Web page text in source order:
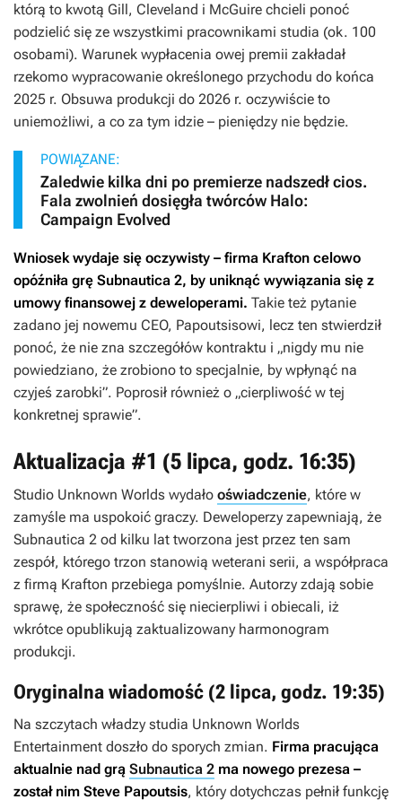
którą to kwotą Gill, Cleveland i McGuire chcieli ponoć
podzielić się ze wszystkimi pracownikami studia (ok. 100
osobami). Warunek wypłacenia owej premii zakładał
rzekomo wypracowanie określonego przychodu do końca
2025 r. Obsuwa produkcji do 2026 r. oczywiście to
uniemożliwi, a co za tym idzie – pieniędzy nie będzie.
POWIĄZANE:
Zaledwie kilka dni po premierze nadszedł cios.
Fala zwolnień dosięgła twórców Halo:
Campaign Evolved
Wniosek wydaje się oczywisty – firma Krafton celowo
opóźniła grę Subnautica 2, by uniknąć wywiązania się z
umowy finansowej z deweloperami. Takie też pytanie
zadano jej nowemu CEO, Papoutsisowi, lecz ten stwierdził
ponoć, że nie zna szczegółów kontraktu i „nigdy mu nie
powiedziano, że zrobiono to specjalnie, by wpłynąć na
czyjeś zarobki”. Poprosił również o „cierpliwość w tej
konkretnej sprawie”.
Aktualizacja #1 (5 lipca, godz. 16:35)
Studio Unknown Worlds wydało oświadczenie, które w
zamyśle ma uspokoić graczy. Deweloperzy zapewniają, że
Subnautica 2 od kilku lat tworzona jest przez ten sam
zespół, którego trzon stanowią weterani serii, a współpraca
z firmą Krafton przebiega pomyślnie. Autorzy zdają sobie
sprawę, że społeczność się niecierpliwi i obiecali, iż
wkrótce opublikują zaktualizowany harmonogram
produkcji.
Oryginalna wiadomość (2 lipca, godz. 19:35)
Na szczytach władzy studia Unknown Worlds
Entertainment doszło do sporych zmian. Firma pracująca
aktualnie nad grą Subnautica 2 ma nowego prezesa –
został nim Steve Papoutsis, który dotychczas pełnił funkcję